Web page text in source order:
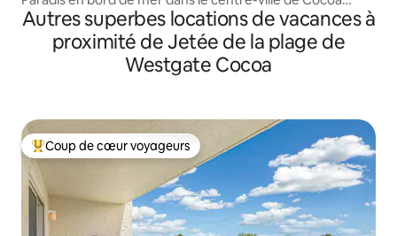
Beach !
Autres superbes locations de vacances à
proximité de Jetée de la plage de
Westgate Cocoa
Coups de cœur voyageurs les plus appréciés
Coup de cœur voyageurs